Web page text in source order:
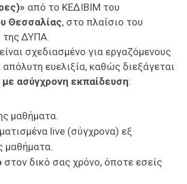
από το ΚΕΔΙΒΙΜ του
Θεσσαλίας, στο πλαίσιο του
της ΔΥΠΑ.
σχεδιασμένο για εργαζόμενους
ευελιξία, καθώς διεξάγεται
ασύγχρονη εκπαίδευση:
μαθήματα.
live (σύγχρονα) εξ
στον δικό σας χρόνο, όποτε εσείς